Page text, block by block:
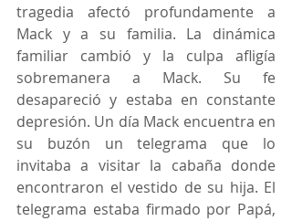
tragedia afectó profundamente a
Mack y a su familia. La dinámica
familiar cambió y la culpa afligía
sobremanera a Mack. Su fe
desapareció y estaba en constante
depresión. Un día Mack encuentra en
su buzón un telegrama que lo
invitaba a visitar la cabaña donde
encontraron el vestido de su hija. El
telegrama estaba firmado por Papá,